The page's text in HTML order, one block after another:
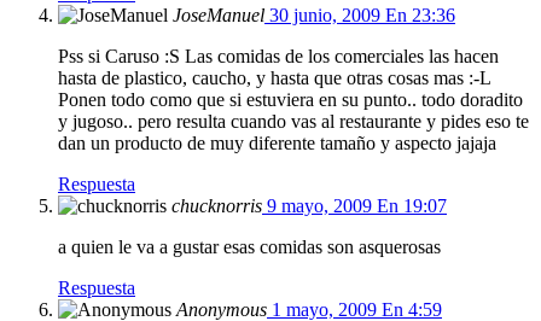
JoseManuel 30 junio, 2009 En 23:36
Pss si Caruso :S Las comidas de los comerciales las hacen
hasta de plastico, caucho, y hasta que otras cosas mas :-L
Ponen todo como que si estuviera en su punto.. todo doradito
y jugoso.. pero resulta cuando vas al restaurante y pides eso te
dan un producto de muy diferente tamaño y aspecto jajaja
Respuesta
chucknorris 9 mayo, 2009 En 19:07
a quien le va a gustar esas comidas son asquerosas
Respuesta
Anonymous 1 mayo, 2009 En 4:59